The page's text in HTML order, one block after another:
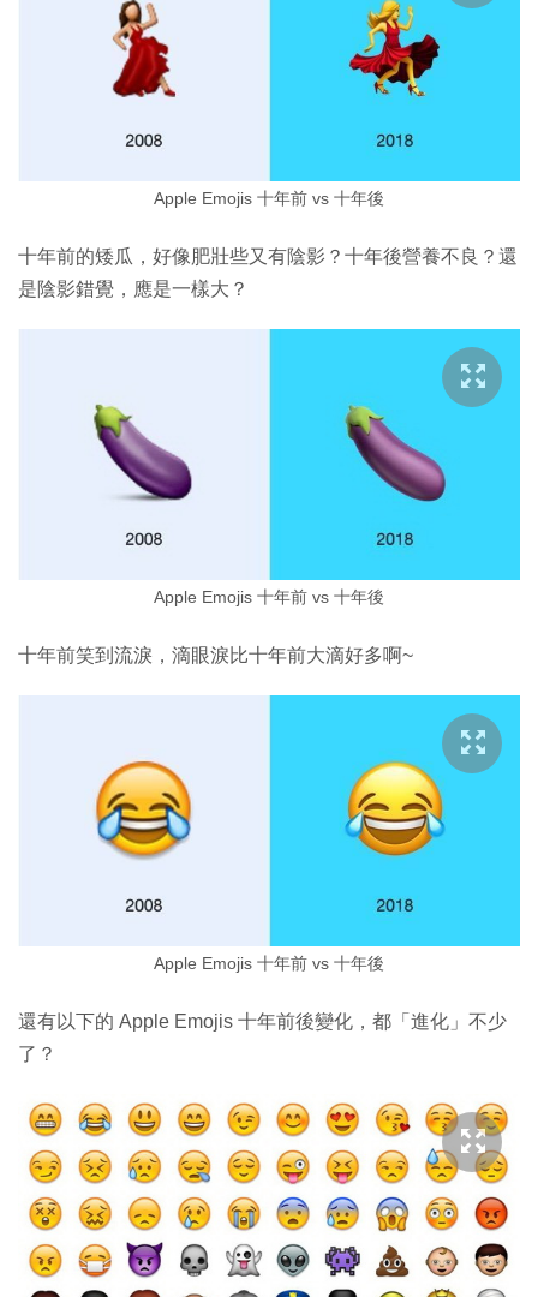
Apple Emojis 十年前 vs 十年後
十年前的矮瓜，好像肥壯些又有陰影？十年後營養不良？還
是陰影錯覺，應是一樣大？
Apple Emojis 十年前 vs 十年後
十年前笑到流淚，滴眼淚比十年前大滴好多啊~
Apple Emojis 十年前 vs 十年後
還有以下的 Apple Emojis 十年前後變化，都「進化」不少
了？